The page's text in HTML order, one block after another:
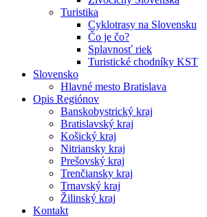
Turistika
Cyklotrasy na Slovensku
Čo je čo?
Splavnosť riek
Turistické chodníky KST
Slovensko
Hlavné mesto Bratislava
Opis Regiónov
Banskobystrický kraj
Bratislavský kraj
Košický kraj
Nitriansky kraj
Prešovský kraj
Trenčiansky kraj
Trnavský kraj
Žilinský kraj
Kontakt